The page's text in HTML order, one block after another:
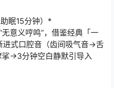
眠15分钟）*
意义哼鸣”，借鉴经典「一
进式口腔音（齿间吸气音→舌
→3分钟空白静默引导入